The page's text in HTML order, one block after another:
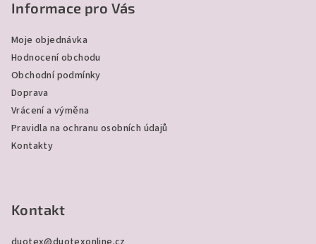
Informace pro Vás
Moje objednávka
Hodnocení obchodu
Obchodní podmínky
Doprava
Vrácení a výměna
Pravidla na ochranu osobních údajů
Kontakty
Kontakt